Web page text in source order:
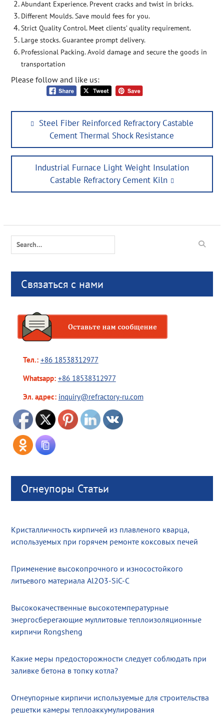
Abundant Experience. Prevent cracks and twist in bricks.
Different Moulds. Save mould fees for you.
Strict Quality Control. Meet clients’ quality requirement.
Large stocks. Guarantee prompt delivery.
Professional Packing. Avoid damage and secure the goods in
transportation
Please follow and like us:
Post
navigation
Previous
post:
Steel Fiber Reinforced Refractory Castable
Cement Thermal Shock Resistance
Next
Industrial Furnace Light Weight Insulation
Castable Refractory Cement Kiln
Search
Связаться с нами
Тел.: +86 18538312977
Whatsapp: +86 18538312977
Эл. адрес: inquiry@refractory-ru.com
Огнеупоры Статьи
Кристалличность кирпичей из плавленого кварца,
используемых при горячем ремонте коксовых печей
Применение высокопрочного и износостойкого
литьевого материала Al2O3-SiC-C
Высококачественные высокотемпературные
энергосберегающие муллитовые теплоизоляционные
кирпичи Rongsheng
Какие меры предосторожности следует соблюдать при
заливке бетона в топку котла?
Огнеупорные кирпичи используемые для строительства
решетки камеры теплоаккумулирования